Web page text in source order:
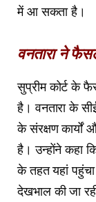
में आ सकता है।
वनतारा ने
सुप्रीम कोर्ट के
है। वनतारा के
के संरक्षण कार्यों
है। उन्होंने कहा
के तहत यहां
देखभाल की जा